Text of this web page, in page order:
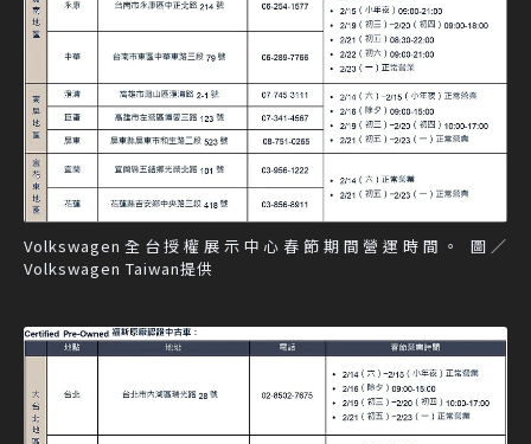
Volkswagen全台授權展示中心春節期間營運時間。 圖／
Volkswagen Taiwan提供